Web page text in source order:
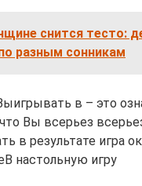
снится тесто:
разным сонникам
в​ – это
Вы всерьез​
в​ результате игра
настольную игру​